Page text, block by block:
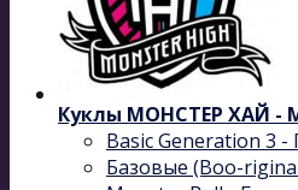
Куклы МОНСТЕР ХАЙ -
Basic Generation 3 -
Базовые (Boo-